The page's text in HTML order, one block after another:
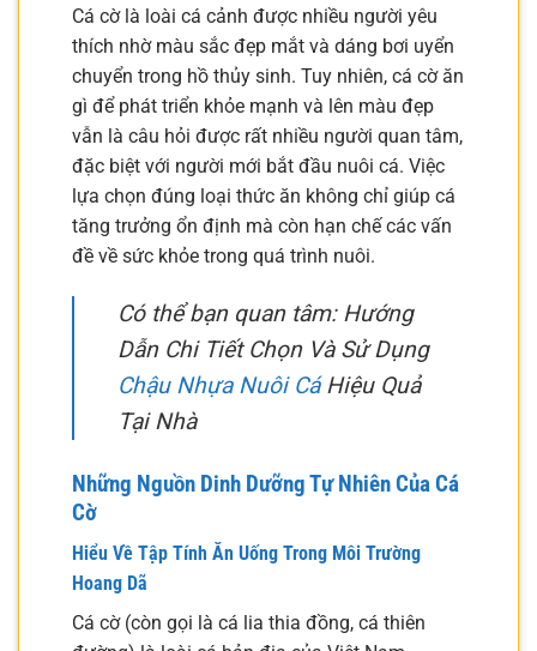
Cá cờ là loài cá cảnh được nhiều người yêu
thích nhờ màu sắc đẹp mắt và dáng bơi uyển
chuyển trong hồ thủy sinh. Tuy nhiên, cá cờ ăn
gì để phát triển khỏe mạnh và lên màu đẹp
vẫn là câu hỏi được rất nhiều người quan tâm,
đặc biệt với người mới bắt đầu nuôi cá. Việc
lựa chọn đúng loại thức ăn không chỉ giúp cá
tăng trưởng ổn định mà còn hạn chế các vấn
đề về sức khỏe trong quá trình nuôi.
Có thể bạn quan tâm: Hướng
Dẫn Chi Tiết Chọn Và Sử Dụng
Chậu Nhựa Nuôi CáHiệu Quả
Tại Nhà
Những Nguồn Dinh Dưỡng Tự Nhiên Của Cá
Cờ
Hiểu Về Tập Tính Ăn Uống Trong Môi Trường
Hoang Dã
Cá cờ (còn gọi là cá lia thia đồng, cá thiên